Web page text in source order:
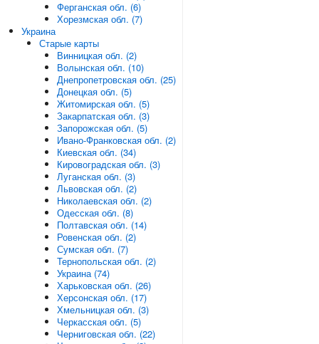
Ферганская обл. (6)
Хорезмская обл. (7)
Украина
Старые карты
Винницкая обл. (2)
Волынская обл. (10)
Днепропетровская обл. (25)
Донецкая обл. (5)
Житомирская обл. (5)
Закарпатская обл. (3)
Запорожская обл. (5)
Ивано-Франковская обл. (2)
Киевская обл. (34)
Кировоградская обл. (3)
Луганская обл. (3)
Львовская обл. (2)
Николаевская обл. (2)
Одесская обл. (8)
Полтавская обл. (14)
Ровенская обл. (2)
Сумская обл. (7)
Тернопольская обл. (2)
Украина (74)
Харьковская обл. (26)
Херсонская обл. (17)
Хмельницкая обл. (3)
Черкасская обл. (5)
Черниговская обл. (22)